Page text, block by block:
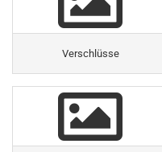
Verschlüsse